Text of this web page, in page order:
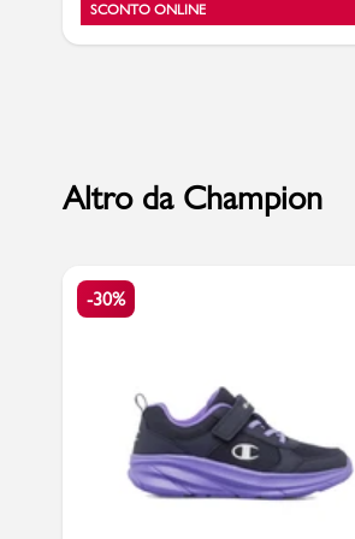
Accedi | Registrati
Promo & News
SCONTO ONLINE
Altro da Champion
-30%